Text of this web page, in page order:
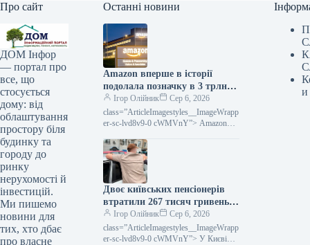
Про сайт
ДОМ Інфор
— портал про
все, що
стосується
дому: від
облаштування
простору біля
будинку та
городу до
ринку
нерухомості й
інвестицій.
Ми пишемо
новини для
тих, хто дбає
про власне
Останні новини
Amazon вперше в історії
подолала позначку в 3 трлн
доларів ринкової капіталізації
Ігор Олійник
Сер 6, 2026
class=”ArticleImagestyles__ImageWrapp
er-sc-lvd8v9-0 cWMVnY”> Amazon
серед компаній «великої
сімки»Amazon вперше досягла
ринкової
Двоє київських пенсіонерів
втратили 267 тисяч гривень,
передавши їх шахраям, що
видавали себе за
співробітників СБУ.
Ігор Олійник
Сер 6, 2026
class=”ArticleImagestyles__ImageWrapp
er-sc-lvd8v9-0 cWMVnY”> У Києві
и